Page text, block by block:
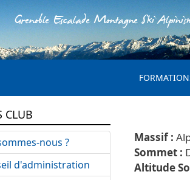
Grenoble Escalade Montagne Ski
CLUB
nous ?
d'administration